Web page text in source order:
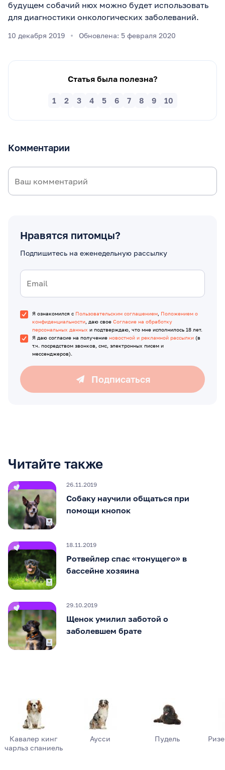
будущем собачий нюх можно будет использовать
для диагностики онкологических заболеваний.
10 декабря 2019 Обновлена: 5 февраля 2020
Статья была полезна?
10
9
8
7
6
5
4
3
2
1
Комментарии
Нравятся питомцы?
Подпишитесь на еженедельную рассылку
Я ознакомился с Пользовательским соглашением, Положением о
конфиденциальности, даю свое Согласие на обработку
персональных данных и подтверждаю, что мне исполнилось 18 лет.
Я даю согласие на получение новостной и рекламной рассылки (в
т.ч. посредством звонков, смс, электронных писем и
мессенджеров).
Подписаться
Читайте также
26.11.2019
Собаку научили общаться при
помощи кнопок
18.11.2019
Ротвейлер спас «тонущего» в
бассейне хозяина
29.10.2019
Щенок умилил заботой о
заболевшем брате
Кавалер кинг
чарльз спаниель
Аусси Пудель